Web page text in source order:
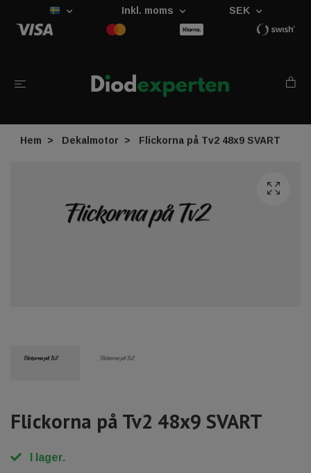
Inkl. moms SEK
Hem Dekalmotor Flickorna på Tv2 48x9 SVART
Flickorna på Tv2 48x9 SVART
I lager.